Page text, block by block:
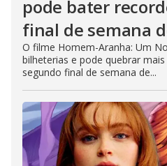
pode bater
final de semana
O filme Homem-Aranha: Um
bilheterias e pode quebrar
segundo final de semana de...